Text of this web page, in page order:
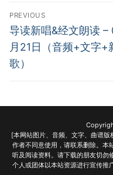
Post
navigation
PREVIOUS
Previous
post:
导读新唱&经文朗读 –
月21日（音频+文字+
歌）
[本网站图片、音频、文字、曲谱
作者不同意使用，请联系删除。本
听及阅读资料。请下载的朋友切勿
个人或团体以本站资源进行宣传推